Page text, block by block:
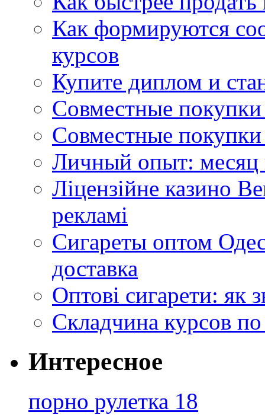
Как формируются
курсов
Купите диплом и
Совместные
Совместные покупки
Личный опыт: месяц
Ліцензійне казино
рекламі
Сигареты оптом
доставка
Оптові сигарети: як
Складчина курсов
Интересное
порно рулетка 18